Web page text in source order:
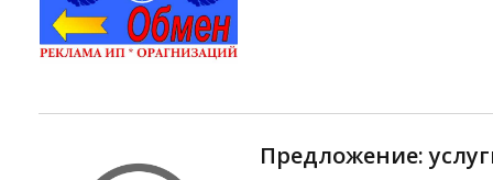
Предложение: